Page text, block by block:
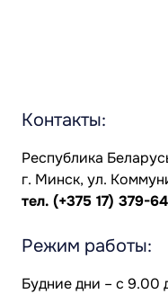
Контакты:
Республика
г. Минск, ул.
тел. (+375 17) 379-
Режим работы:
Будние дни – с 9.00